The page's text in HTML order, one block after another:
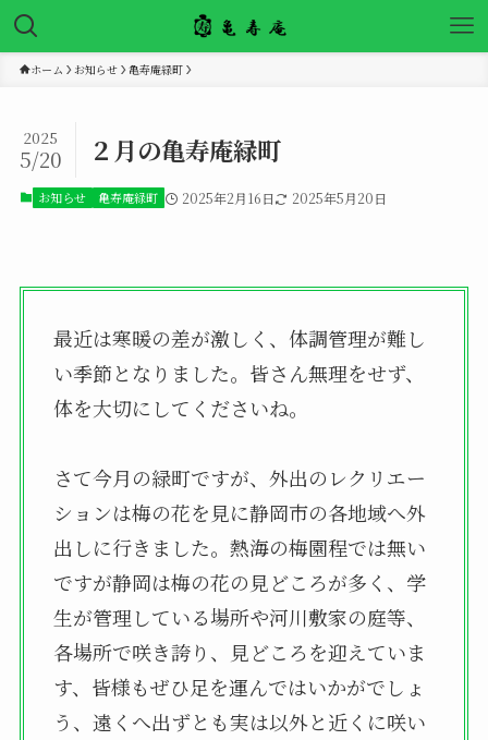
ホーム お知らせ 亀寿庵緑町
２月の亀寿庵緑町
2025
5/20
お知らせ 亀寿庵緑町 2025年2月16日 2025年5月20日
最近は寒暖の差が激しく、体調管理が難し
い季節となりました。皆さん無理をせず、
体を大切にしてくださいね。
さて今月の緑町ですが、外出のレクリエー
ションは梅の花を見に静岡市の各地域へ外
出しに行きました。熱海の梅園程では無い
ですが静岡は梅の花の見どころが多く、学
生が管理している場所や河川敷家の庭等、
各場所で咲き誇り、見どころを迎えていま
す、皆様もぜひ足を運んではいかがでしょ
う、遠くへ出ずとも実は以外と近くに咲い